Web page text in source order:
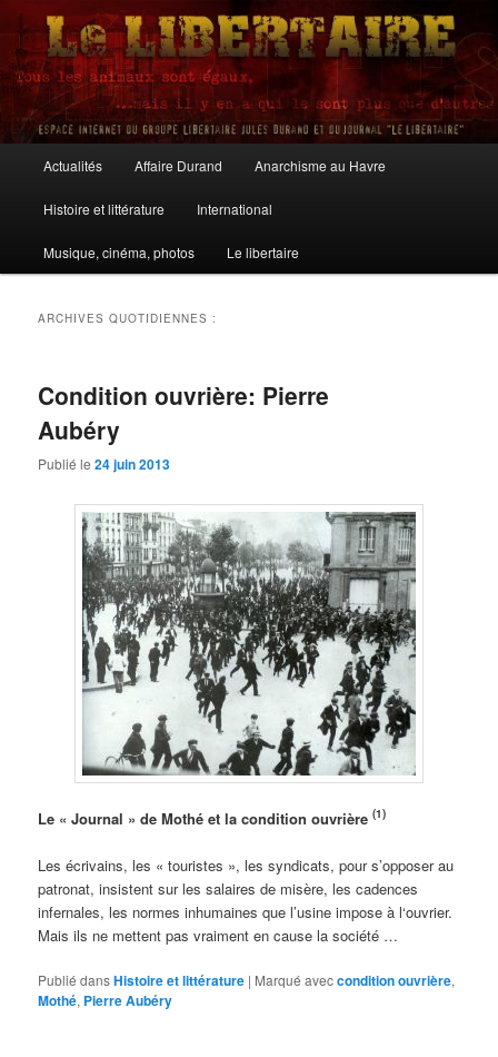
Aller
contenu
principal
Aller
contenu
secondaire
Le Libertaire
principal
Actualités Affaire Durand Anarchisme au Havre
Histoire et littérature International
Musique, cinéma, photos Le libertaire
ARCHIVES QUOTIDIENNES :
Condition ouvrière: Pierre
Aubéry
Publié le24 juin 2013
Le « Journal » de Mothé et la condition ouvrière(1)
Les écrivains, les « touristes », les syndicats, pour s’opposer au
patronat, insistent sur les salaires de misère, les cadences
infernales, les normes inhumaines que l’usine impose à l‘ouvrier.
Mais ils ne mettent pas vraiment en cause la société …
Publié dansHistoire et littérature | Marqué aveccondition ouvrière,
Mothé, Pierre Aubéry